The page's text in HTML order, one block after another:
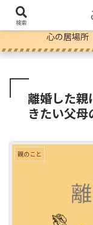
心の居場所
離婚した親
きたい父
親のこと
検索